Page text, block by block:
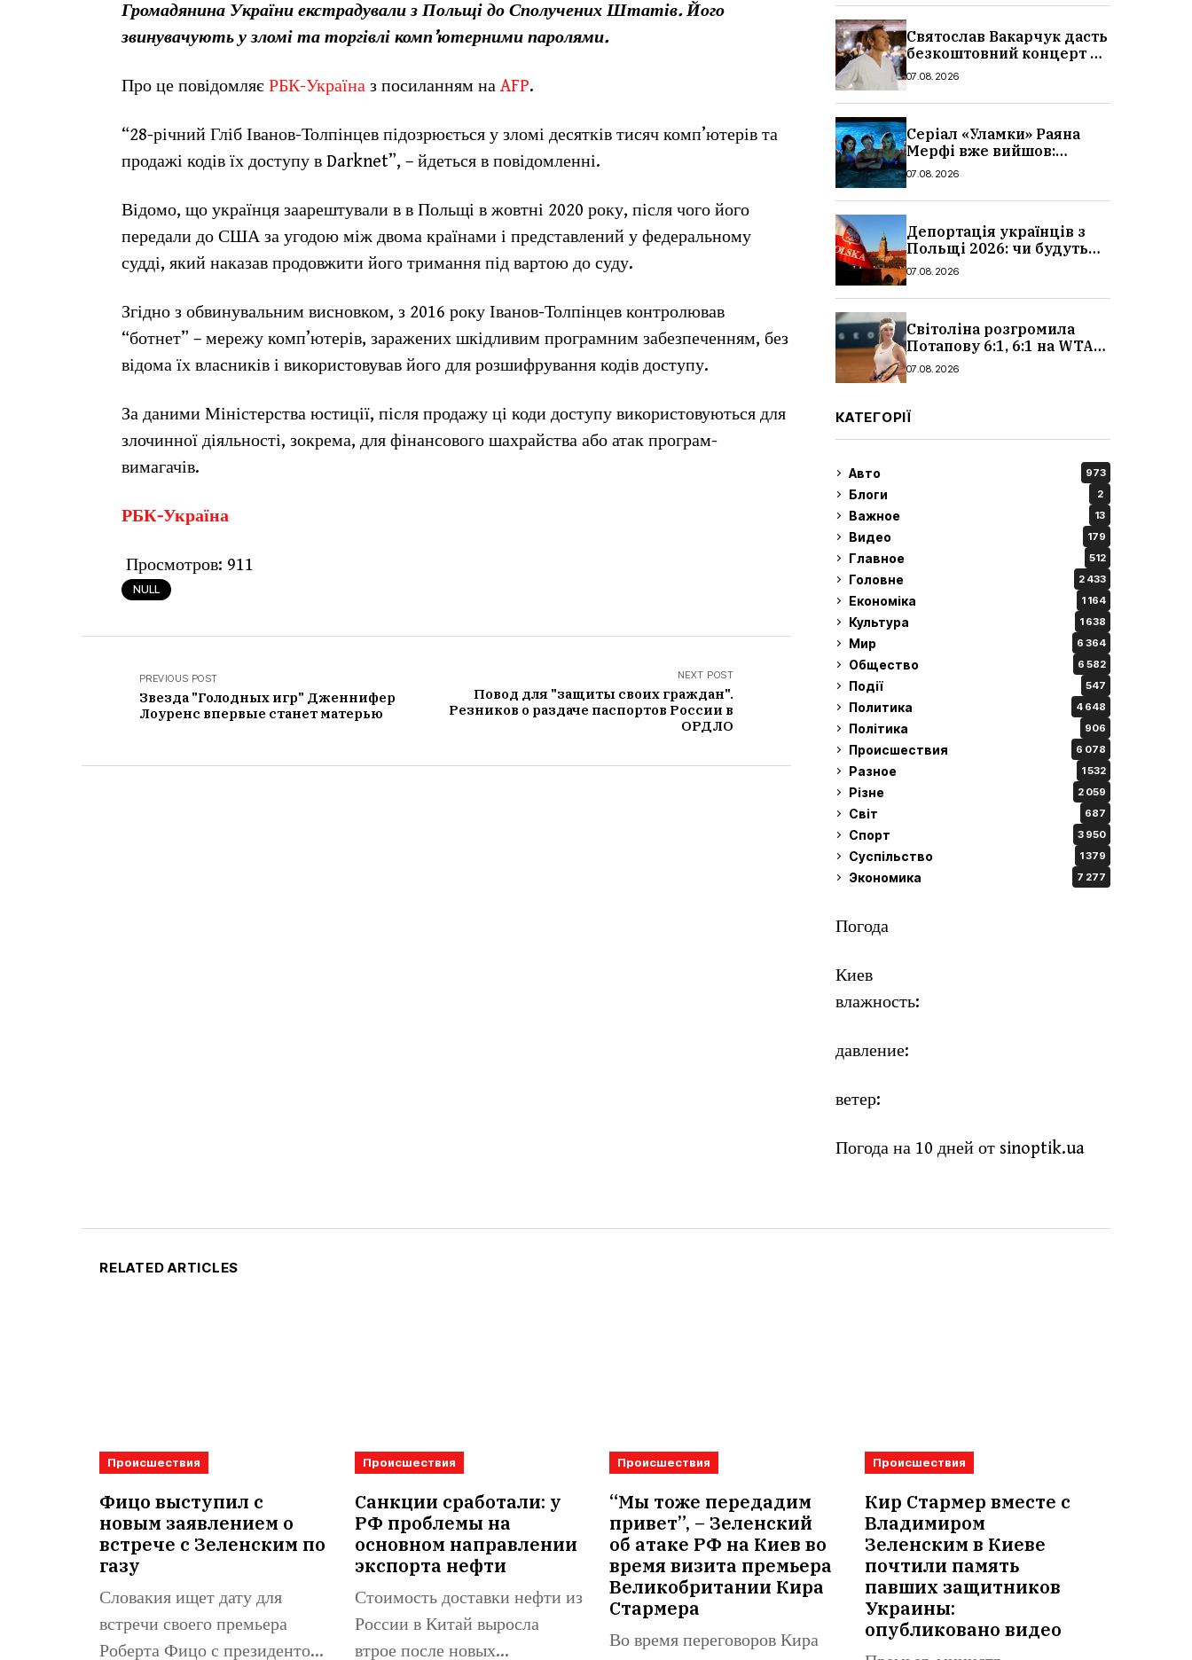
Громадянина України екстрадували з Польщі до Сполучених Штатів. Його
звинувачують у зломі та торгівлі комп’ютерними паролями.
Про це повідомляє РБК-Україна з посиланням на AFP.
“28-річний Гліб Іванов-Толпінцев підозрюється у зломі десятків тисяч комп’ютерів та
продажі кодів їх доступу в Darknet”, – йдеться в повідомленні.
Відомо, що українця заарештували в в Польщі в жовтні 2020 року, після чого його
передали до США за угодою між двома країнами і представлений у федеральному
судді, який наказав продовжити його тримання під вартою до суду.
Згідно з обвинувальним висновком, з 2016 року Іванов-Толпінцев контролював
“ботнет” – мережу комп’ютерів, заражених шкідливим програмним забезпеченням, без
відома їх власників і використовував його для розшифрування кодів доступу.
За даними Міністерства юстиції, після продажу ці коди доступу використовуються для
злочинної діяльності, зокрема, для фінансового шахрайства або атак програм-
вимагачів.
РБК-Україна
Просмотров: 911
NULL
PREVIOUS POST
Звезда "Голодных игр" Дженнифер
Лоуренс впервые станет матерью
NEXT POST
Повод для "защиты своих граждан".
Резников о раздаче паспортов России в
ОРДЛО
Святослав Вакарчук дасть
безкоштовний концерт у
Львові: дата і місце
07.08.2026
Серіал «Уламки» Раяна
Мерфі вже вийшов:
сюжет, актори та всі
07.08.2026
Депортація українців з
Польщі 2026: чи будуть
висилати українських
07.08.2026
Світоліна розгромила
Потапову 6:1, 6:1 на WTA
1000 у Торонто
07.08.2026
КАТЕГОРІЇ
Авто 973
Блоги 2
Важное 13
Видео 179
Главное 512
Головне 2 433
Економіка 1 164
Культура 1 638
Мир 6 364
Общество 6 582
Події 547
Политика 4 648
Політика 906
Происшествия 6 078
Разное 1 532
Різне 2 059
Світ 687
Спорт 3 950
Суспільство 1 379
Экономика 7 277
Погода
Киев
влажность:
давление:
ветер:
Погода на 10 дней от sinoptik.ua
RELATED ARTICLES
Происшествия
Фицо выступил с
новым заявлением о
встрече с Зеленским по
газу
Словакия ищет дату для
встречи своего премьера
Роберта Фицо с президентом
Происшествия
Санкции сработали: у
РФ проблемы на
основном направлении
экспорта нефти
Стоимость доставки нефти из
России в Китай выросла
втрое после новых
Происшествия
“Мы тоже передадим
привет”, – Зеленский
об атаке РФ на Киев во
время визита премьера
Великобритании Кира
Стармера
Во время переговоров Кира
Происшествия
Кир Стармер вместе с
Владимиром
Зеленским в Киеве
почтили память
павших защитников
Украины:
опубликовано видео